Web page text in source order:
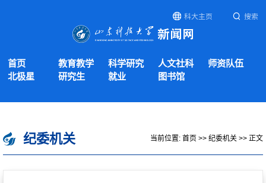
科大主页 搜索
首页 教育教学 科学研究 人文社科
师资队伍
北极星
研究生 就业 图书馆
纪委机关 当前位置: 首页 >> 纪委机关 >> 正文